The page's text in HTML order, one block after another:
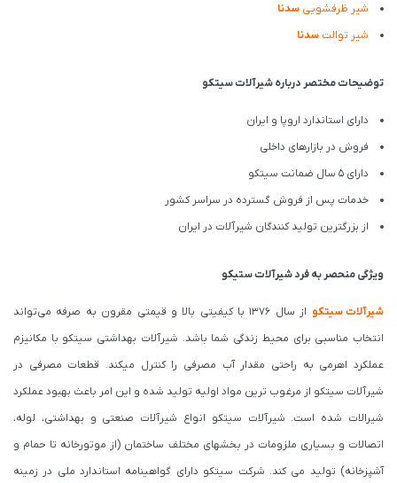
شیر ظرفشویی سدنا
شیر توالتسدنا
توضیحات مختصر درباره شیرآلات سیتکو
دارای استاندارد اروپا و ایران
فروش در بازارهای داخلی
دارای 5 سال ضمانت سیتکو
خدمات پس از فروش گسترده در سراسر کشور
از بزرگترین تولید کنندگان شیرآلات در ایران
ویژگی منحصر به فرد شیرآلات ستیکو
شیرآلات سیتکو
از سال 1376 با کیفیتی بالا و قیمتی مقرون به صرفه می‌‌تواند
انتخاب مناسبی برای محیط زندگی شما باشد. شیرآلات بهداشتی سیتکو با مکانیزم
عملکرد اهرمی به راحتی مقدار آب مصرفی را کنترل میکند. قطعات مصرفی در
شیرآلات سیتکو از مرغوب ترین مواد اولیه تولید شده و این امر باعث بهبود عملکرد
شیرالات شده است. شیرآلات سیتکو انواع شیرآلات صنعتی و بهداشتی، لوله،
اتصالات و بسیاری ملزومات در بخشهای مختلف ساختمان (از موتورخانه تا حمام و
آشپزخانه) تولید می کند. شرکت سیتکو دارای گواهینامه استاندارد ملی در زمینه